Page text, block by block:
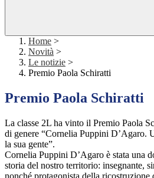
Home >
Novità >
Le notizie >
Premio Paola Schiratti
Premio Paola Schiratti
La classe 2L ha vinto il Premio Paola
di genere “Cornelia Puppini D’Agaro.
la sua gente”.
Cornelia Puppini D’Agaro è stata una
storia del nostro territorio: insegnante,